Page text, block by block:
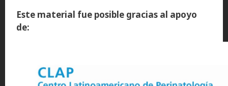
Este material fue posible gracias al apoyo
de: